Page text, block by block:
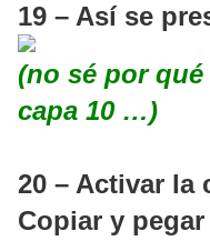
19 – Así se
(no sé por
capa 10 …)
20 – Activar la
Copiar y